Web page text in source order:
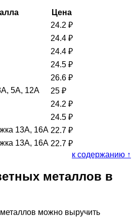
Цена
24.2 ₽
24.4 ₽
24.4 ₽
24.5 ₽
26.6 ₽
5А, 12А
25 ₽
24.2 ₽
24.5 ₽
13А, 16А 22.7 ₽
13А, 16А 22.7 ₽
к содержанию ↑
металлов в
можно выручить